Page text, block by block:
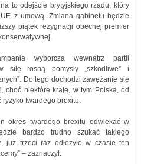
to odejście brytyjskiego rządu, który
z umową. Zmiana gabinetu będzie
piątek rezygnacji obecnej premier
wyborcza wewnątrz partii
siłę rosną pomysły „szkodliwe” i
Do tego dochodzi zawężanie się
choć niektóre kraje, w tym Polska, od
twardego brexitu.
okres twardego brexitu odwlekać w
bardzo trudno szukać takiego
już trzeci raz odłożyło w czasie ten
– zaznaczył.